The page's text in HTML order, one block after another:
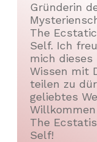
Gründerin
The Ecstatic
Self. Ich
mich dieses
Wissen mit
teilen zu
geliebtes
The Ecstatis
Self!